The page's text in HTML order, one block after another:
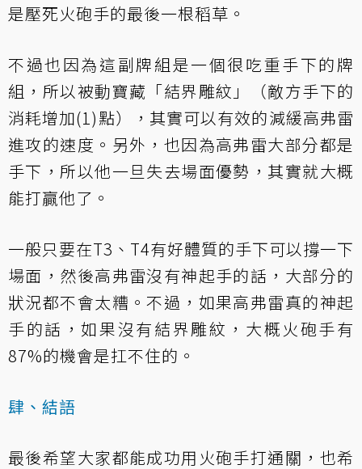
是壓死火砲手的最後一根稻草。
不過也因為這副牌組是一個很吃重手下的牌
組，所以被動寶藏「結界雕紋」（敵方手下的
消耗增加(1)點），其實可以有效的減緩高弗雷
進攻的速度。另外，也因為高弗雷大部分都是
手下，所以他一旦失去場面優勢，其實就大概
能打贏他了。
一般只要在T3、T4有好體質的手下可以撐一下
場面，然後高弗雷沒有神起手的話，大部分的
狀況都不會太糟。不過，如果高弗雷真的神起
手的話，如果沒有結界雕紋，大概火砲手有
87%的機會是扛不住的。
肆、結語
最後希望大家都能成功用火砲手打通關，也希